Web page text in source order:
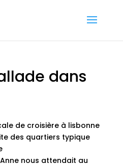
dans
de croisière à lisbonne
des quartiers typique
nous attendait au